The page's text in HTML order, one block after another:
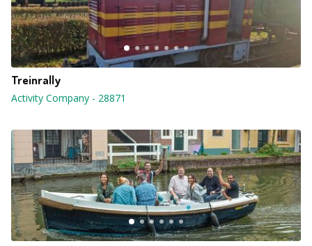
Treinrally
Activity Company - 28871